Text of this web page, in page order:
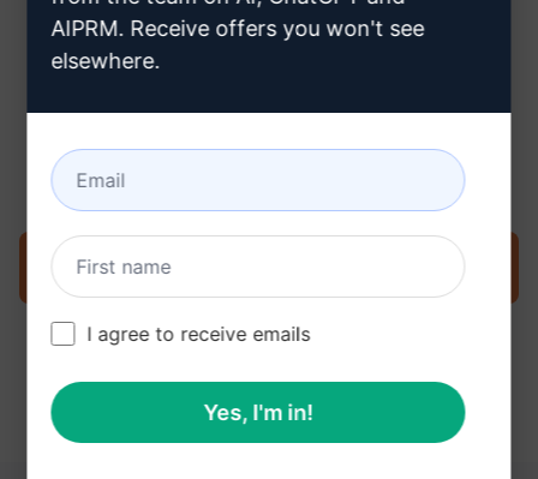
아보려면 여기를 클릭하세요.
3단계: Claude에서 프롬프트 사용
지금 Claude에서 프롬프트를 사용해 보세요.
AIPRM. Receive offers you won't see
elsewhere.
I agree to receive emails
Yes, I'm in!